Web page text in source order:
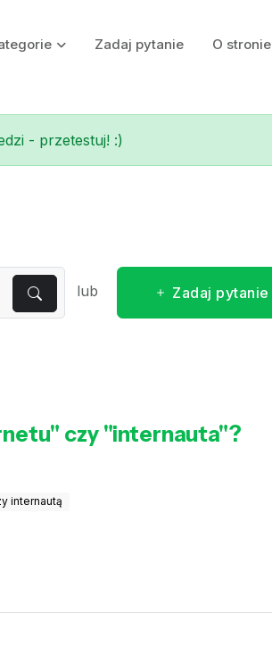
Zadaj pytanie O stronie
- przetestuj! :)
lub Zadaj pytanie
czy "internauta"?
internautą